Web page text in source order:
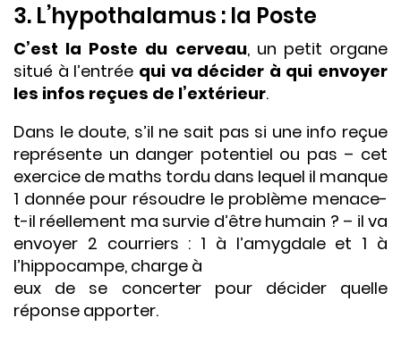
3. L’hypothalamus : la Poste
C’est la Poste du cerveau, un petit organe
situé à l’entrée qui va décider à qui envoyer
les infos reçues de l’extérieur.
Dans le doute, s’il ne sait pas si une info reçue
représente un danger potentiel ou pas – cet
exercice de maths tordu dans lequel il manque
1 donnée pour résoudre le problème menace-
t-il réellement ma survie d’être humain ? – il va
envoyer 2 courriers : 1 à l’amygdale et 1 à
l’hippocampe, charge à
eux de se concerter pour décider quelle
réponse apporter.